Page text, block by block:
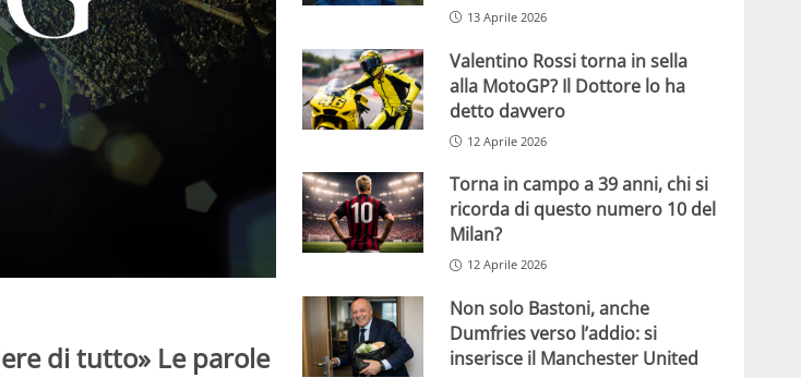
di tutto» Le parole
13 Aprile 2026
Valentino Rossi torna in sella
alla MotoGP? Il Dottore lo ha
detto davvero
12 Aprile 2026
Torna in campo a 39 anni, chi si
ricorda di questo numero 10 del
Milan?
12 Aprile 2026
Non solo Bastoni, anche
Dumfries verso l’addio: si
inserisce il Manchester United